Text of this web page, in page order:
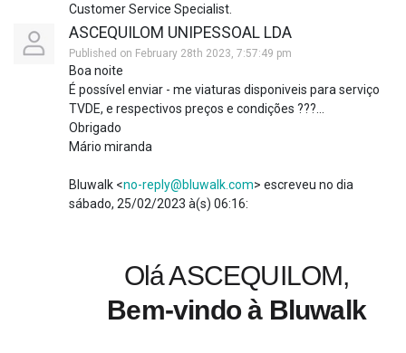
Customer Service Specialist.
ASCEQUILOM UNIPESSOAL LDA
Published on February 28th 2023, 7:57:49 pm
Boa noite
É possível enviar - me viaturas disponiveis para serviço
TVDE, e respectivos preços e condições ???...
Obrigado
Mário miranda
Bluwalk <no-reply@bluwalk.com> escreveu no dia
sábado, 25/02/2023 à(s) 06:16:
Olá ASCEQUILOM,
Bem-vindo à Bluwalk